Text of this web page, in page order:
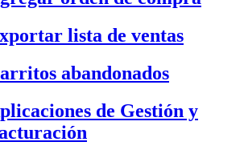
lista de ventas
abandonados
de Gestión y